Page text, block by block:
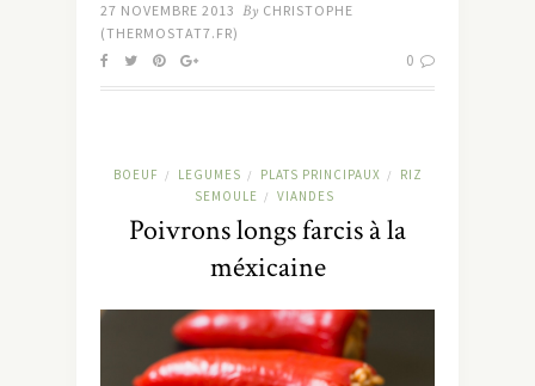
27 NOVEMBRE 2013 By CHRISTOPHE
(THERMOSTAT7.FR)
0
BOEUF / LEGUMES / PLATS PRINCIPAUX /
RIZ
SEMOULE / VIANDES
Poivrons longs farcis à la
méxicaine